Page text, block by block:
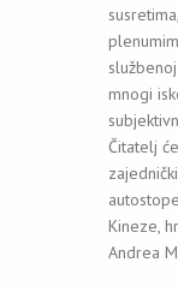
mnogi
Čitatelj
Kineze,
Andrea